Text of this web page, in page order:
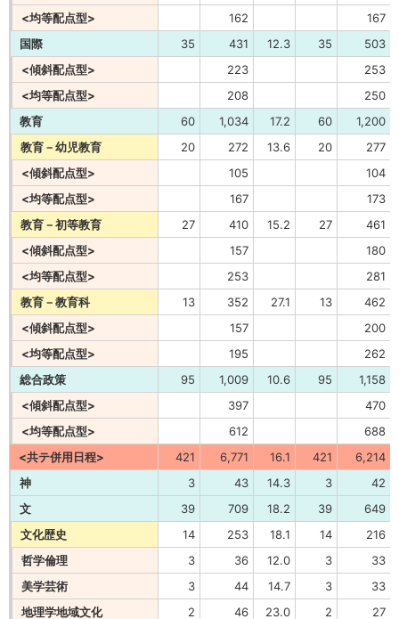
<均等配点型>
162
167
国際
35 431 12.3 35
503
<傾斜配点型>
223
253
<均等配点型>
208
250
教育
60 1,034 17.2 60
1,200
教育－幼児教育
20 272 13.6 20
277
<傾斜配点型>
105
104
<均等配点型>
167
173
教育－初等教育
27 410 15.2 27
461
<傾斜配点型>
157
180
<均等配点型>
253
281
教育－教育科
13 352 27.1 13
462
<傾斜配点型>
157
200
<均等配点型>
195
262
総合政策
95 1,009 10.6 95
1,158
<傾斜配点型>
397
470
<均等配点型>
612
688
<共テ併用日程>
421 6,771 16.1 421
6,214
神
3 43 14.3 3
42
文
39 709 18.2 39
649
文化歴史
14 253 18.1 14
216
哲学倫理
3 36 12.0 3
33
美学芸術
3 44 14.7 3
33
地理学地域文化
2 46 23.0 2 27